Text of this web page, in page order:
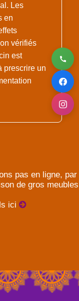
Les
en
vérifiés
est
prescrire un
pas en ligne, par
de gros meubles
ici